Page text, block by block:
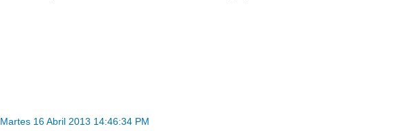
Martes 16 Abril 2013 14:46:34 PM